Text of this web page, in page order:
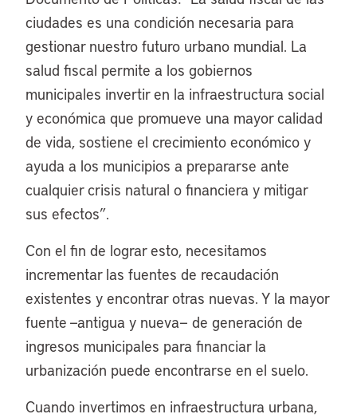
ciudades es una condición necesaria para
gestionar nuestro futuro urbano mundial. La
salud fiscal permite a los gobiernos
municipales invertir en la infraestructura social
y económica que promueve una mayor calidad
de vida, sostiene el crecimiento económico y
ayuda a los municipios a prepararse ante
cualquier crisis natural o financiera y mitigar
sus efectos”.
Con el fin de lograr esto, necesitamos
incrementar las fuentes de recaudación
existentes y encontrar otras nuevas. Y la mayor
fuente —antigua y nueva— de generación de
ingresos municipales para financiar la
urbanización puede encontrarse en el suelo.
Cuando invertimos en infraestructura urbana,